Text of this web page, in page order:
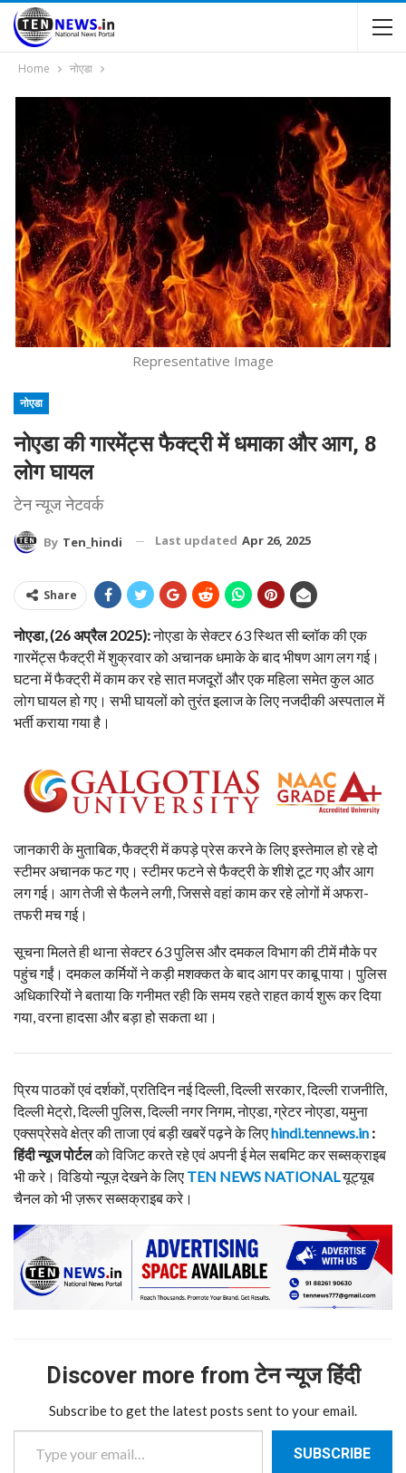
Home नोएडा
Representative Image
नोएडा
नोएडा की गारमेंट्स फैक्ट्री में धमाका और आग, 8
लोग घायल
टेन न्यूज नेटवर्क
By Ten_hindi Last updated Apr 26, 2025
Share
नोएडा, (26 अप्रैल 2025):नोएडा के सेक्टर 63 स्थित सी ब्लॉक की एक
गारमेंट्स फैक्ट्री में शुक्रवार को अचानक धमाके के बाद भीषण आग लग गई।
घटना में फैक्ट्री में काम कर रहे सात मजदूरों और एक महिला समेत कुल आठ
लोग घायल हो गए। सभी घायलों को तुरंत इलाज के लिए नजदीकी अस्पताल में
भर्ती कराया गया है।
जानकारी के मुताबिक, फैक्ट्री में कपड़े प्रेस करने के लिए इस्तेमाल हो रहे दो
स्टीमर अचानक फट गए। स्टीमर फटने से फैक्ट्री के शीशे टूट गए और आग
लग गई। आग तेजी से फैलने लगी, जिससे वहां काम कर रहे लोगों में अफरा-
तफरी मच गई।
सूचना मिलते ही थाना सेक्टर 63 पुलिस और दमकल विभाग की टीमें मौके पर
पहुंच गईं। दमकल कर्मियों ने कड़ी मशक्कत के बाद आग पर काबू पाया। पुलिस
अधिकारियों ने बताया कि गनीमत रही कि समय रहते राहत कार्य शुरू कर दिया
गया, वरना हादसा और बड़ा हो सकता था।
प्रिय पाठकों एवं दर्शकों, प्रतिदिन नई दिल्ली, दिल्ली सरकार, दिल्ली राजनीति,
दिल्ली मेट्रो, दिल्ली पुलिस, दिल्ली नगर निगम, नोएडा, ग्रेटर नोएडा, यमुना
एक्सप्रेसवे क्षेत्र की ताजा एवं बड़ी खबरें पढ़ने के लिएhindi.tennews.in :
हिंदी न्यूज पोर्टलको विजिट करते रहे एवं अपनी ई मेल सबमिट कर सब्सक्राइब
भी करे। विडियो न्यूज़ देखने के लिए TEN NEWS NATIONALयूट्यूब
चैनल को भी ज़रूर सब्सक्राइब करे।
Discover more from टेन न्यूज हिंदी
Subscribe to get the latest posts sent to your email.
Type your email…
SUBSCRIBE